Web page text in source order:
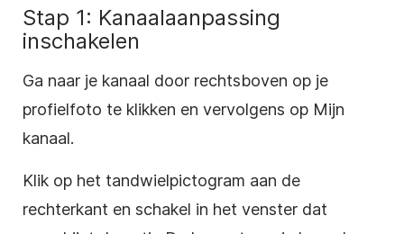
Stap 1: Kanaalaanpassing
inschakelen
Ga naar je kanaal door rechtsboven op je
profielfoto te klikken en vervolgens op Mijn
kanaal.
Klik op het tandwielpictogram aan de
rechterkant en schakel in het venster dat